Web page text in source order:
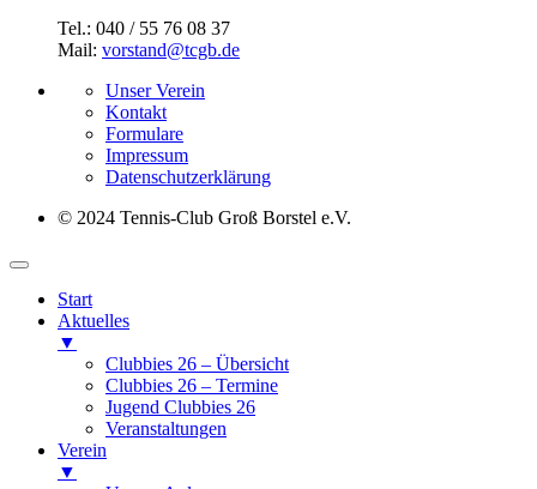
Tel.: 040 / 55 76 08 37
Mail: vorstand@tcgb.de
Unser Verein
Kontakt
Formulare
Impressum
Datenschutz­erklärung
© 2024 Tennis-Club Groß Borstel e.V.
Start
Aktuelles
▼
Clubbies 26 – Übersicht
Clubbies 26 – Termine
Jugend Clubbies 26
Veranstaltungen
Verein
▼